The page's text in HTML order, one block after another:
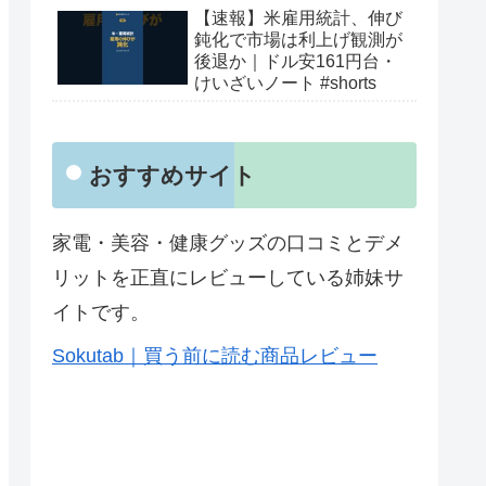
【速報】米雇用統計、伸び
鈍化で市場は利上げ観測が
後退か｜ドル安161円台・
けいざいノート #shorts
おすすめサイト
家電・美容・健康グッズの口コミとデメ
リットを正直にレビューしている姉妹サ
イトです。
Sokutab｜買う前に読む商品レビュー